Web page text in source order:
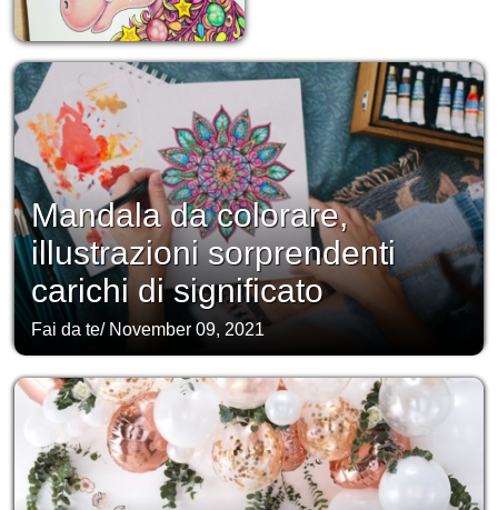
Mandala da colorare,
illustrazioni sorprendenti
carichi di significato
Fai da te/ November 09, 2021